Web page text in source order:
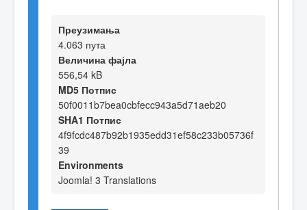
Преузимања
4.063 пута
Величина фајла
556,54 kB
MD5 Потпис
50f0011b7bea0cbfecc943a5d71aeb20
SHA1 Потпис
4f9fcdc487b92b1935edd31ef58c233b05736f
39
Environments
Joomla! 3 Translations